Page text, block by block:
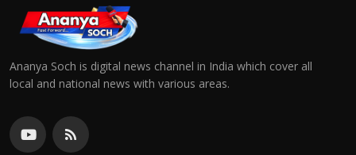
Ananya Soch is digital news channel in India which cover all
local and national news with various areas.